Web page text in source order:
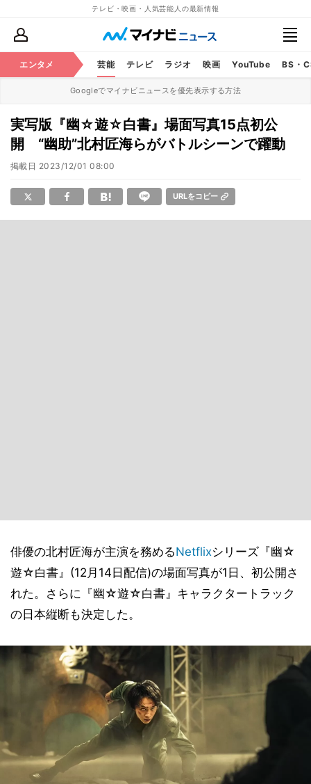
テレビ・映画・人気芸能人の最新情報
エンタメ 芸能 テレビ ラジオ 映画 YouTube BS・
Googleでマイナビニュースを優先表示する方法
実写版『幽☆遊☆白書』場面写真15点初公
開 “幽助”北村匠海らがバトルシーンで躍動
掲載日 2023/12/01 08:00
URLをコピー
俳優の北村匠海が主演を務めるNetflixシリーズ『幽☆
遊☆白書』(12月14日配信)の場面写真が1日、初公開さ
れた。さらに『幽☆遊☆白書』キャラクタートラック
の日本縦断も決定した。